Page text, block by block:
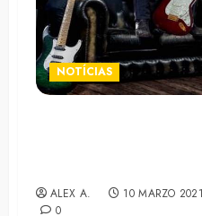
NOTÍCIAS
ALEX A.
10 MARZO 2021
0